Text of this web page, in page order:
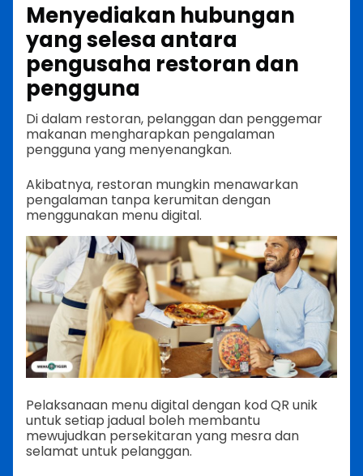
Menyediakan hubungan
yang selesa antara
pengusaha restoran dan
pengguna
Di dalam restoran, pelanggan dan penggemar
makanan mengharapkan pengalaman
pengguna yang menyenangkan.
Akibatnya, restoran mungkin menawarkan
pengalaman tanpa kerumitan dengan
menggunakan menu digital.
Pelaksanaan menu digital dengan kod QR unik
untuk setiap jadual boleh membantu
mewujudkan persekitaran yang mesra dan
selamat untuk pelanggan.